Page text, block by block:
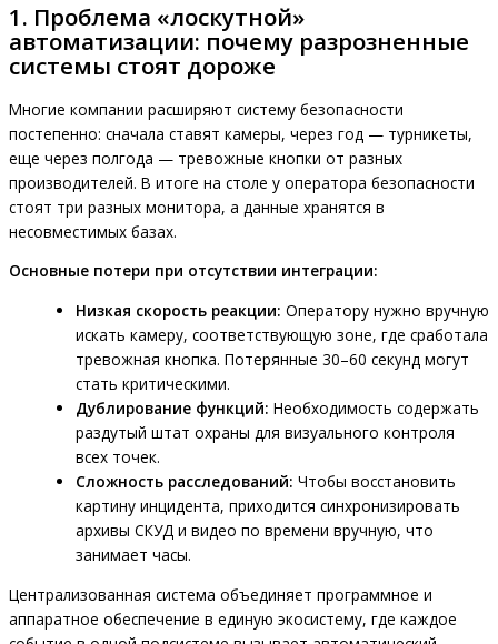
1. Проблема «лоскутной»
автоматизации: почему разрозненные
системы стоят дороже
Многие компании расширяют систему безопасности
постепенно: сначала ставят камеры, через год — турникеты,
еще через полгода — тревожные кнопки от разных
производителей. В итоге на столе у оператора безопасности
стоят три разных монитора, а данные хранятся в
несовместимых базах.
Основные потери при отсутствии интеграции:
Низкая скорость реакции: Оператору нужно вручную
искать камеру, соответствующую зоне, где сработала
тревожная кнопка. Потерянные 30–60 секунд могут
стать критическими.
Дублирование функций: Необходимость содержать
раздутый штат охраны для визуального контроля
всех точек.
Сложность расследований: Чтобы восстановить
картину инцидента, приходится синхронизировать
архивы СКУД и видео по времени вручную, что
занимает часы.
Централизованная система объединяет программное и
аппаратное обеспечение в единую экосистему, где каждое